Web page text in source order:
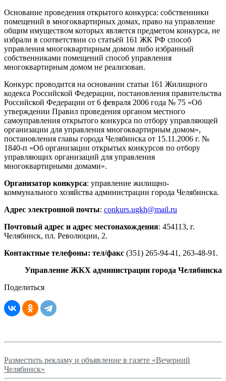
Основание проведения открытого конкурса: собственники
помещений в многоквартирных домах, право на управление
общим имуществом которых является предметом конкурса, не
избрали в соответствии со статьёй 161 ЖК РФ способ
управления многоквартирным домом либо избранный
собственниками помещений способ управления
многоквартирным домом не реализован.
Конкурс проводится на основании статьи 161 Жилищного
кодекса Российской Федерации, постановления правительства
Российской Федерации от 6 февраля 2006 года № 75 «Об
утверждении Правил проведения органом местного
самоуправления открытого конкурса по отбору управляющей
организации для управления многоквартирным домом»,
постановления главы города Челябинска от 15.11.2006 г. №
1840-п «Об организации открытых конкурсов по отбору
управляющих организаций для управления
многоквартирными домами».
Организатор конкурса: управление жилищно-
коммунального хозяйства администрации города Челябинска.
Адрес электронной почты: conkurs.ugkh@mail.ru
Почтовый адрес и адрес местонахождения: 454113, г.
Челябинск, пл. Революции, 2.
Контактные телефоны: тел/факс (351) 265-94-41, 263-48-91.
Управление ЖКХ администрации города Челябинска
Поделиться
Разместить рекламу и объявление в газете «Вечерний
Челябинск»